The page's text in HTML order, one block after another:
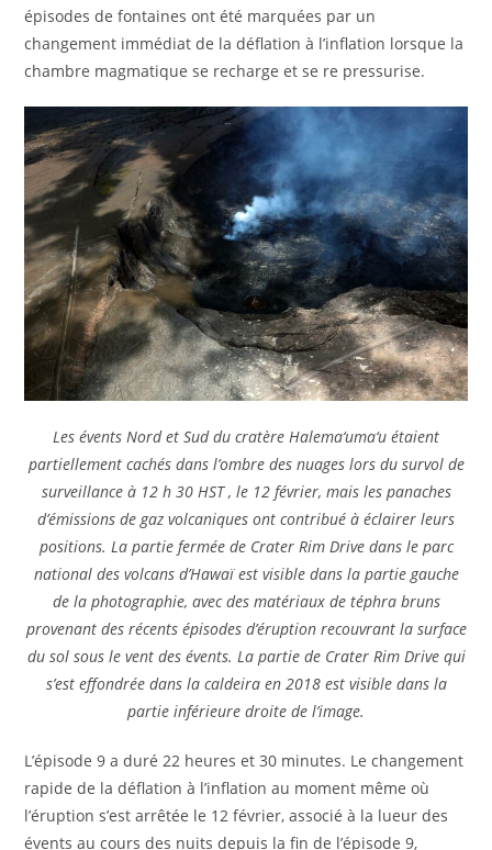
épisodes de fontaines ont été marquées par un
changement immédiat de la déflation à l’inflation lorsque la
chambre magmatique se recharge et se re pressurise.
Les évents Nord et Sud du cratère Halema‘uma‘u étaient
partiellement cachés dans l’ombre des nuages ​​lors du survol de
surveillance à 12 h 30 HST , le 12 février, mais les panaches
d’émissions de gaz volcaniques ont contribué à éclairer leurs
positions. La partie fermée de Crater Rim Drive dans le parc
national des volcans d’Hawaï est visible dans la partie gauche
de la photographie, avec des matériaux de téphra bruns
provenant des récents épisodes d’éruption recouvrant la surface
du sol sous le vent des évents. La partie de Crater Rim Drive qui
s’est effondrée dans la caldeira en 2018 est visible dans la
partie inférieure droite de l’image.
L’épisode 9 a duré 22 heures et 30 minutes. Le changement
rapide de la déflation à l’inflation au moment même où
l’éruption s’est arrêtée le 12 février, associé à la lueur des
évents au cours des nuits depuis la fin de l’épisode 9,